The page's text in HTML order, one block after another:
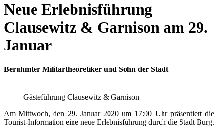
Neue Erlebnisführung
Clausewitz & Garnison am 29.
Januar
Berühmter Militärtheoretiker und Sohn der Stadt
Gästeführung Clausewitz & Garnison
Am Mittwoch, den 29. Januar 2020 um 17:00 Uhr präsentiert die
Tourist-Information eine neue Erlebnisführung durch die Stadt Burg.